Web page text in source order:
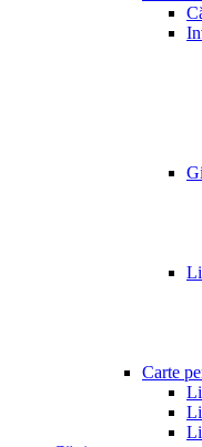
Carte